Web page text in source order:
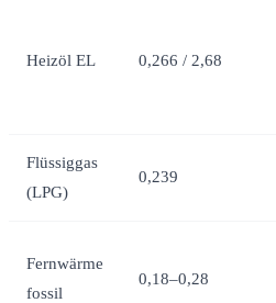
Heizöl EL 0,266 / 2,68
Flüssiggas
(LPG)
0,239
Fernwärme
fossil
0,18–0,28